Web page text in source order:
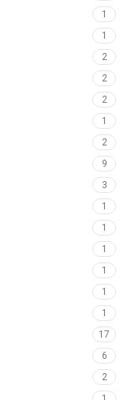
1
1
2
2
2
1
2
9
3
1
1
1
1
1
1
17
6
2